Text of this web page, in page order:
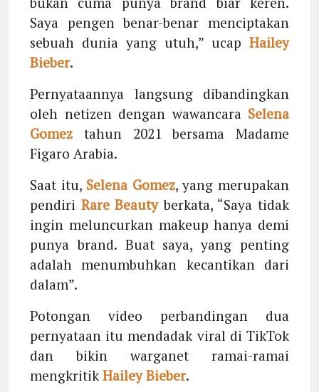
Saya pengen benar-benar menciptakan
sebuah dunia yang utuh,” ucap Hailey
Bieber.
Pernyataannya langsung dibandingkan
oleh netizen dengan wawancara Selena
Gomez tahun 2021 bersama Madame
Figaro Arabia.
Saat itu, Selena Gomez, yang merupakan
pendiri Rare Beautyberkata, “Saya tidak
ingin meluncurkan makeup hanya demi
punya brand. Buat saya, yang penting
adalah menumbuhkan kecantikan dari
dalam”.
Potongan video perbandingan dua
pernyataan itu mendadak viral di TikTok
dan bikin warganet ramai-ramai
mengkritik Hailey Bieber.